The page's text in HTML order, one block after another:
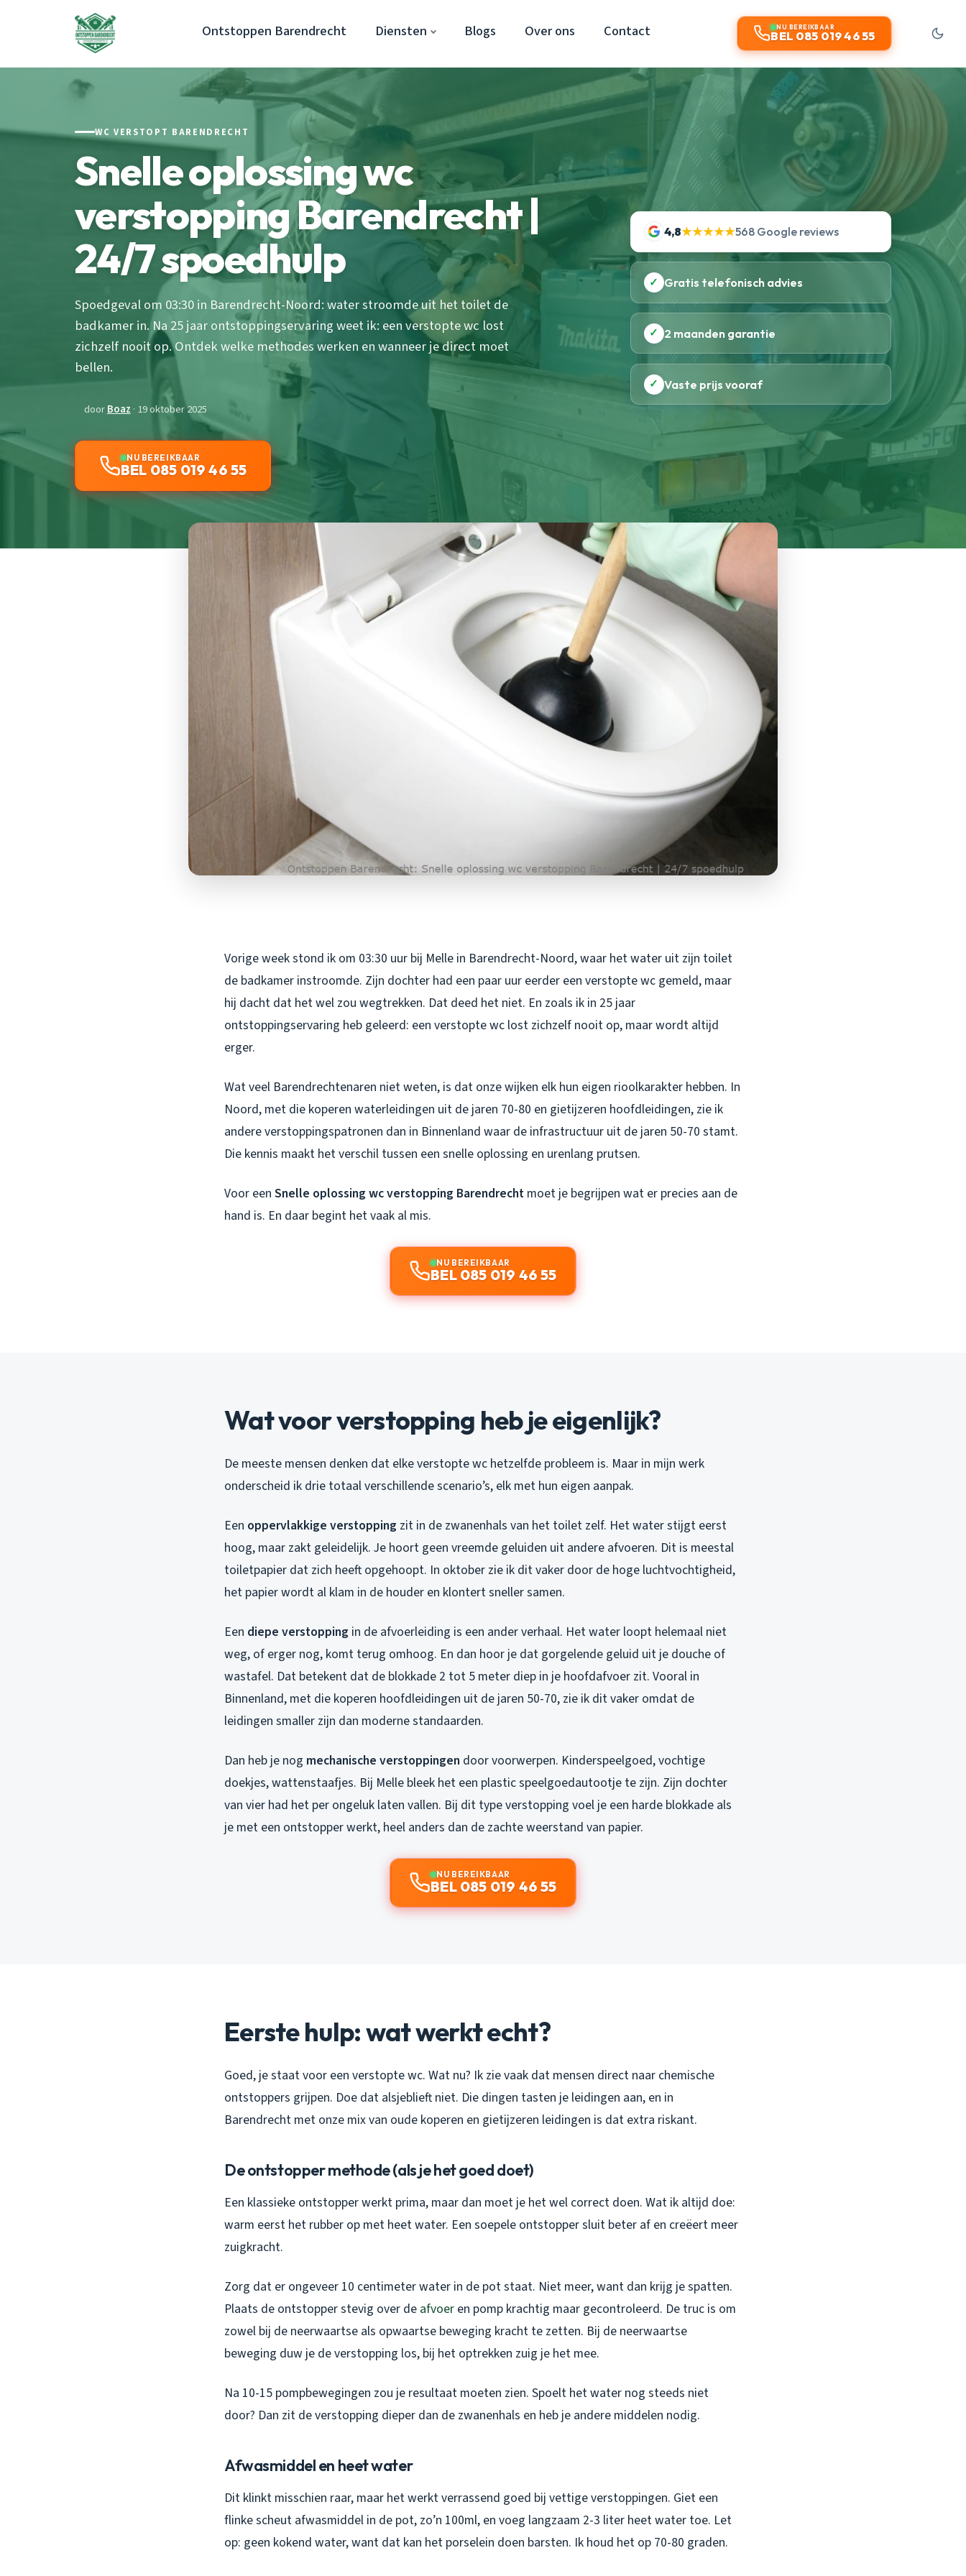
Ontstoppen Barendrecht Diensten Blogs Over ons Contact NU BEREIKBAAR
BEL 085 019 46 55
WC VERSTOPT BARENDRECHT
Snelle oplossing wc
verstopping Barendrecht |
24/7 spoedhulp
Spoedgeval om 03:30 in Barendrecht-Noord: water stroomde uit het toilet de
badkamer in. Na 25 jaar ontstoppingservaring weet ik: een verstopte wc lost
zichzelf nooit op. Ontdek welke methodes werken en wanneer je direct moet
bellen.
doorBoaz · 19 oktober 2025
NU BEREIKBAAR
BEL 085 019 46 55
4,8★★★★★568 Google reviews
✓ Gratis telefonisch advies
✓ 2 maanden garantie
✓ Vaste prijs vooraf
Vorige week stond ik om 03:30 uur bij Melle in Barendrecht-Noord, waar het water uit zijn toilet
de badkamer instroomde. Zijn dochter had een paar uur eerder een verstopte wc gemeld, maar
hij dacht dat het wel zou wegtrekken. Dat deed het niet. En zoals ik in 25 jaar
ontstoppingservaring heb geleerd: een verstopte wc lost zichzelf nooit op, maar wordt altijd
erger.
Wat veel Barendrechtenaren niet weten, is dat onze wijken elk hun eigen rioolkarakter hebben. In
Noord, met die koperen waterleidingen uit de jaren 70-80 en gietijzeren hoofdleidingen, zie ik
andere verstoppingspatronen dan in Binnenland waar de infrastructuur uit de jaren 50-70 stamt.
Die kennis maakt het verschil tussen een snelle oplossing en urenlang prutsen.
Voor een Snelle oplossing wc verstopping Barendrecht moet je begrijpen wat er precies aan de
hand is. En daar begint het vaak al mis.
NU BEREIKBAAR
BEL 085 019 46 55
Wat voor verstopping heb je eigenlijk?
De meeste mensen denken dat elke verstopte wc hetzelfde probleem is. Maar in mijn werk
onderscheid ik drie totaal verschillende scenario’s, elk met hun eigen aanpak.
Een oppervlakkige verstopping zit in de zwanenhals van het toilet zelf. Het water stijgt eerst
hoog, maar zakt geleidelijk. Je hoort geen vreemde geluiden uit andere afvoeren. Dit is meestal
toiletpapier dat zich heeft opgehoopt. In oktober zie ik dit vaker door de hoge luchtvochtigheid,
het papier wordt al klam in de houder en klontert sneller samen.
Een diepe verstopping in de afvoerleiding is een ander verhaal. Het water loopt helemaal niet
weg, of erger nog, komt terug omhoog. En dan hoor je dat gorgelende geluid uit je douche of
wastafel. Dat betekent dat de blokkade 2 tot 5 meter diep in je hoofdafvoer zit. Vooral in
Binnenland, met die koperen hoofdleidingen uit de jaren 50-70, zie ik dit vaker omdat de
leidingen smaller zijn dan moderne standaarden.
Dan heb je nog mechanische verstoppingen door voorwerpen. Kinderspeelgoed, vochtige
doekjes, wattenstaafjes. Bij Melle bleek het een plastic speelgoedautootje te zijn. Zijn dochter
van vier had het per ongeluk laten vallen. Bij dit type verstopping voel je een harde blokkade als
je met een ontstopper werkt, heel anders dan de zachte weerstand van papier.
NU BEREIKBAAR
BEL 085 019 46 55
Eerste hulp: wat werkt echt?
Goed, je staat voor een verstopte wc. Wat nu? Ik zie vaak dat mensen direct naar chemische
ontstoppers grijpen. Doe dat alsjeblieft niet. Die dingen tasten je leidingen aan, en in
Barendrecht met onze mix van oude koperen en gietijzeren leidingen is dat extra riskant.
De ontstopper methode (als je het goed doet)
Een klassieke ontstopper werkt prima, maar dan moet je het wel correct doen. Wat ik altijd doe:
warm eerst het rubber op met heet water. Een soepele ontstopper sluit beter af en creëert meer
zuigkracht.
Zorg dat er ongeveer 10 centimeter water in de pot staat. Niet meer, want dan krijg je spatten.
Plaats de ontstopper stevig over de afvoer en pomp krachtig maar gecontroleerd. De truc is om
zowel bij de neerwaartse als opwaartse beweging kracht te zetten. Bij de neerwaartse
beweging duw je de verstopping los, bij het optrekken zuig je het mee.
Na 10-15 pompbewegingen zou je resultaat moeten zien. Spoelt het water nog steeds niet
door? Dan zit de verstopping dieper dan de zwanenhals en heb je andere middelen nodig.
Afwasmiddel en heet water
Dit klinkt misschien raar, maar het werkt verrassend goed bij vettige verstoppingen. Giet een
flinke scheut afwasmiddel in de pot, zo’n 100ml, en voeg langzaam 2-3 liter heet water toe. Let
op: geen kokend water, want dat kan het porselein doen barsten. Ik houd het op 70-80 graden.